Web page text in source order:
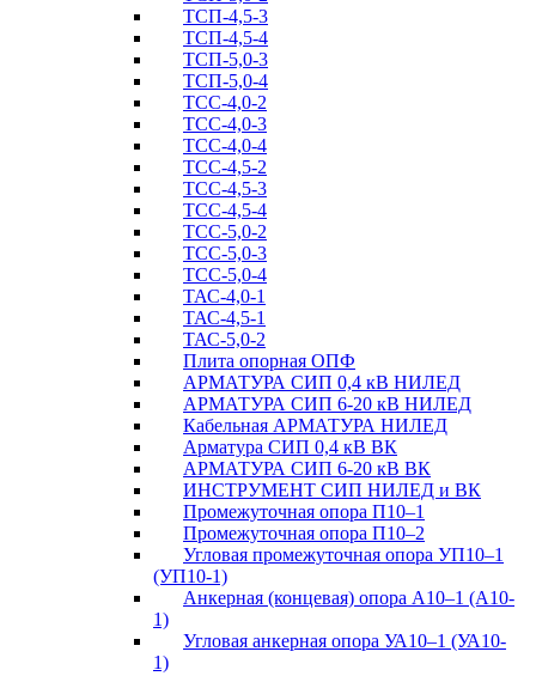
ТСП-4,5-3
ТСП-4,5-4
ТСП-5,0-3
ТСП-5,0-4
ТСС-4,0-2
ТСС-4,0-3
ТСС-4,0-4
ТСС-4,5-2
ТСС-4,5-3
ТСС-4,5-4
ТСС-5,0-2
ТСС-5,0-3
ТСС-5,0-4
ТАС-4,0-1
ТАС-4,5-1
ТАС-5,0-2
Плита опорная ОПФ
АРМАТУРА СИП 0,4 кВ НИЛЕД
АРМАТУРА СИП 6-20 кВ НИЛЕД
Кабельная АРМАТУРА НИЛЕД
Арматура СИП 0,4 кВ ВК
АРМАТУРА СИП 6-20 кВ ВК
ИНСТРУМЕНТ СИП НИЛЕД и ВК
Промежуточная опора П10–1
Промежуточная опора П10–2
Угловая промежуточная опора УП10–1
(УП10-1)
Анкерная (концевая) опора А10–1 (А10-
1)
Угловая анкерная опора УА10–1 (УА10-
1)